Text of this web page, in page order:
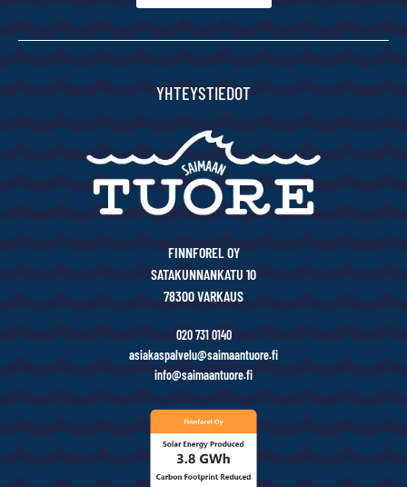
YHTEYSTIEDOT
FINNFOREL OY
SATAKUNNANKATU 10
78300 VARKAUS
020 731 0140
asiakaspalvelu@saimaantuore.fi
info@saimaantuore.fi